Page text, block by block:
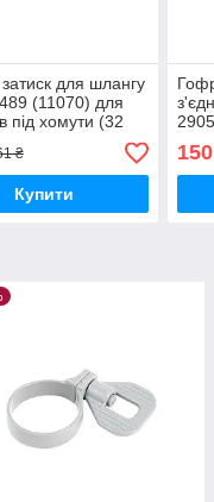
для шлангу
(11070) для
під хомути (32
₴
Купити
150